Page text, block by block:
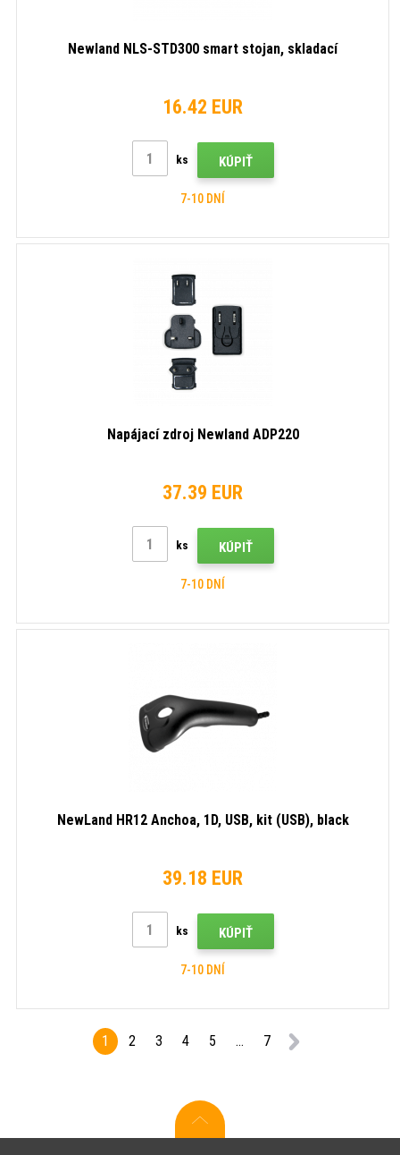
Newland NLS-STD300 smart stojan, skladací
16.42 EUR
ks KÚPIŤ
7-10 DNÍ
Napájací zdroj Newland ADP220
37.39 EUR
ks KÚPIŤ
7-10 DNÍ
NewLand HR12 Anchoa, 1D, USB, kit (USB), black
39.18 EUR
ks KÚPIŤ
7-10 DNÍ
1 2 3 4 5 ... 7